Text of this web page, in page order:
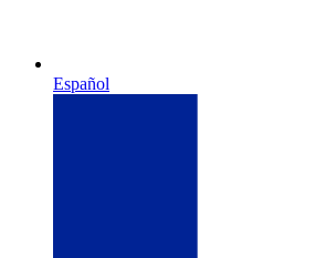
Español